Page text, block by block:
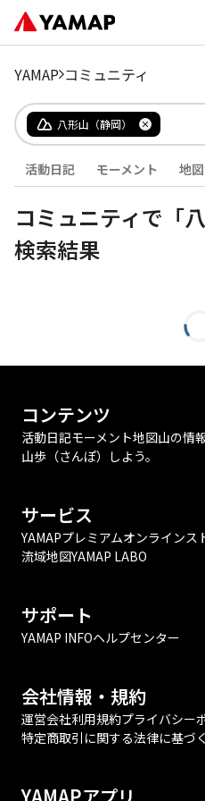
YAMAP コミュニティ
八形山（静岡）
活動日記 モーメント 地図
コミュニティで「
検索結果
コンテンツ
活動日記モーメント地図山の情
山歩（さんぽ）しよう。
サービス
YAMAPプレミアムオンラインス
流域地図YAMAP LABO
サポート
YAMAP INFOヘルプセンター
会社情報・規約
運営会社利用規約プライバシー
特定商取引に関する法律に基づ